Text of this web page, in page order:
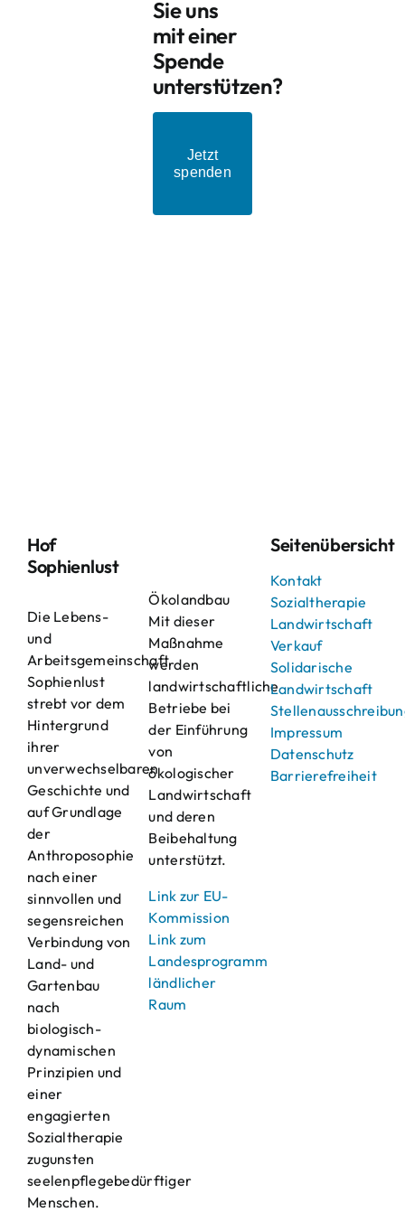
Sie uns
mit einer
Spende
unterstützen?
Jetzt
spenden
Hof
Sophienlust
Die Lebens-
und
Arbeitsgemeinschaft
Sophienlust
strebt vor dem
Hintergrund
ihrer
unverwechselbaren
Geschichte und
auf Grundlage
der
Anthroposophie
nach einer
sinnvollen und
segensreichen
Verbindung von
Land- und
Gartenbau
nach
biologisch-
dynamischen
Prinzipien und
einer
engagierten
Sozialtherapie
zugunsten
seelenpflegebedürftiger
Menschen.
Ökolandbau
Mit dieser
Maßnahme
werden
landwirtschaftliche
Betriebe bei
der Einführung
von
ökologischer
Landwirtschaft
und deren
Beibehaltung
unterstützt.
Link zur EU-
Kommission
Link zum
Landesprogramm
ländlicher
Raum
Seitenübersicht
Kontakt
Sozialtherapie
Landwirtschaft
Verkauf
Solidarische
Landwirtschaft
Impressum
Datenschutz
Barrierefreiheit